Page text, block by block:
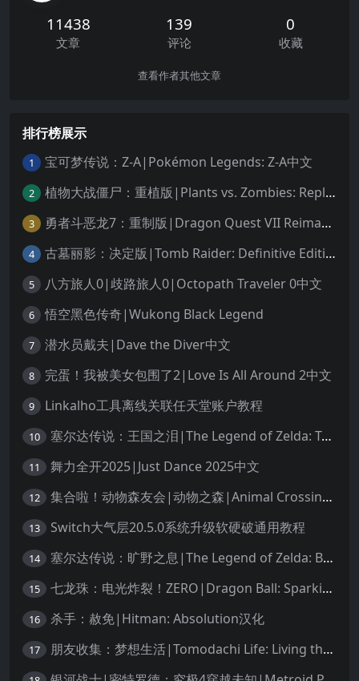
11438
文章
139
评论
0
收藏
查看作者其他文章
排行榜展示
1 宝可梦传说：Z-A|Pokémon Legends: Z-A中文
2 植物大战僵尸：重植版|Plants vs. Zombies: Replanted中文
3 勇者斗恶龙7：重制版|Dragon Quest VII Reimagined中文
4 古墓丽影：决定版|Tomb Raider: Definitive Edition中文
5 八方旅人0|歧路旅人0|Octopath Traveler 0中文
6 悟空黑色传奇|Wukong Black Legend
7 潜水员戴夫|Dave the Diver中文
8 完蛋！我被美女包围了2|Love Is All Around 2中文
9 Linkalho工具离线关联任天堂账户教程
10 塞尔达传说：王国之泪|The Legend of Zelda: Tears of the Kingdom中文
11 舞力全开2025|Just Dance 2025中文
12 集合啦！动物森友会|动物之森|Animal Crossing: New Horizons中文
13 Switch大气层20.5.0系统升级软硬破通用教程
14 塞尔达传说：旷野之息|The Legend of Zelda: Breath of the Wild中文
15 七龙珠：电光炸裂！ZERO|Dragon Ball: Sparking! Zero中文
16 杀手：赦免|Hitman: Absolution汉化
17 朋友收集：梦想生活|Tomodachi Life: Living the Dream中文